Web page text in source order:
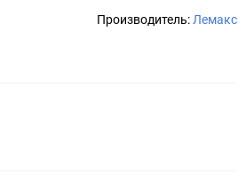
Производитель: Лемакс